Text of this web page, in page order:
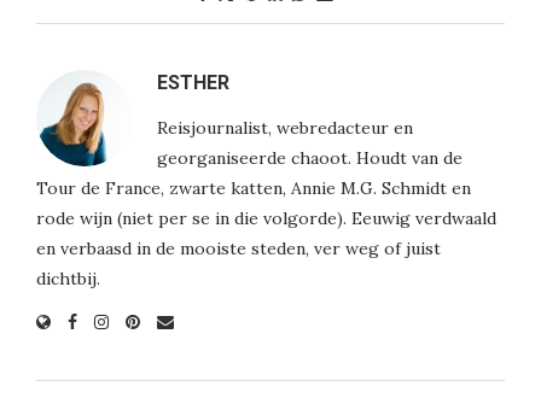
ESTHER
Reisjournalist, webredacteur en
georganiseerde chaoot. Houdt van de
Tour de France, zwarte katten, Annie M.G. Schmidt en
rode wijn (niet per se in die volgorde). Eeuwig verdwaald
en verbaasd in de mooiste steden, ver weg of juist
dichtbij.